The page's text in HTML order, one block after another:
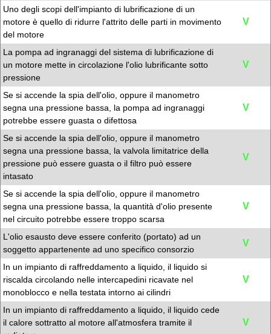
Uno degli scopi dell'impianto di lubrificazione di un
motore è quello di ridurre l'attrito delle parti in movimento
del motore
V
La pompa ad ingranaggi del sistema di lubrificazione di
un motore mette in circolazione l'olio lubrificante sotto
pressione
V
Se si accende la spia dell'olio, oppure il manometro
segna una pressione bassa, la pompa ad ingranaggi
potrebbe essere guasta o difettosa
V
Se si accende la spia dell'olio, oppure il manometro
segna una pressione bassa, la valvola limitatrice della
pressione può essere guasta o il filtro può essere
intasato
V
Se si accende la spia dell'olio, oppure il manometro
segna una pressione bassa, la quantità d'olio presente
nel circuito potrebbe essere troppo scarsa
V
L'olio esausto deve essere conferito (portato) ad un
soggetto appartenente ad uno specifico consorzio
V
In un impianto di raffreddamento a liquido, il liquido si
riscalda circolando nelle intercapedini ricavate nel
monoblocco e nella testata intorno ai cilindri
V
In un impianto di raffreddamento a liquido, il liquido cede
il calore sottratto al motore all'atmosfera tramite il
V